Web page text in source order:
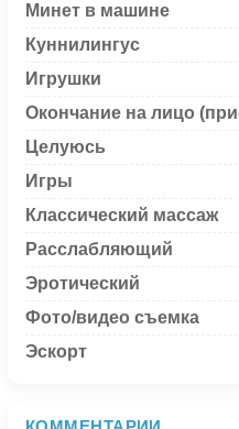
Минет в машине
Куннилингус
Игрушки
Окончание на лицо
Целуюсь
Игры
Классический массаж
Расслабляющий
Эротический
Фото/видео съемка
Эскорт